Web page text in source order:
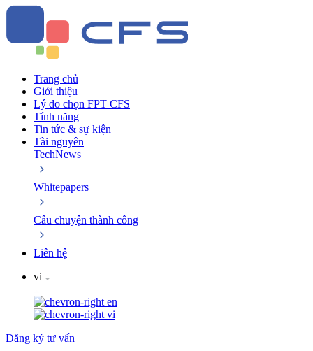
Trang chủ
Giới thiệu
Lý do chọn FPT CFS
Tính năng
Tin tức & sự kiện
Tài nguyên
TechNews
Whitepapers
Câu chuyện thành công
Liên hệ
vi
en
vi
Đăng ký tư vấn